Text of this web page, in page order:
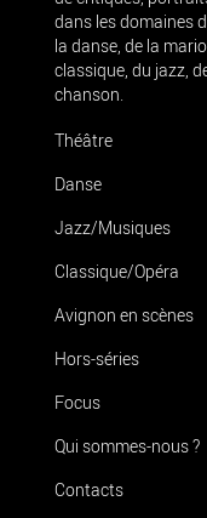
dans les domaines
la danse, de la
classique, du jazz,
chanson.
Théâtre
Danse
Jazz/Musiques
Classique/Opéra
Avignon en scènes
Hors-séries
Focus
Qui sommes-nous ?
Contacts